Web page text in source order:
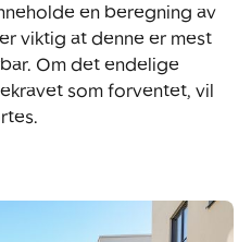
en beregning av
viktig at denne er mest
Om det endelige
som forventet, vil